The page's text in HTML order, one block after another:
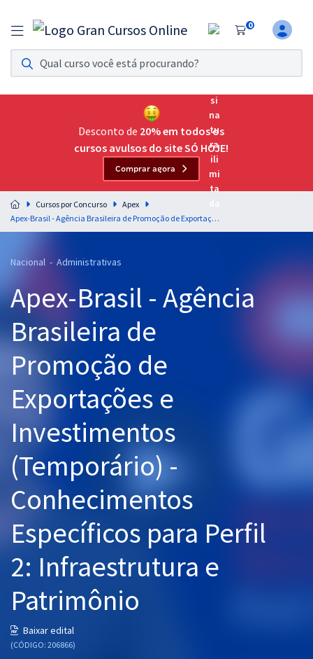
0
Assinatura Ilimitada 11
Acesso a todos os cursos. Teste grátis por 7 dias!
Assinatura OAB Até Passar
Acesso ilimitado a toda preparação para o Exame da
Residências Multiprofissionais
Preparação completa e intensiva para as principais
residências em saúde do Brasil
Cursos 20% OFF
Pós
Graduação
OAB
Questões grátis
Aprovados
Desconto de 20% em todos os
cursos avulsos do site SÓ HOJE!
Comprar agora
Cursos por Concurso
Apex
Apex-Brasil - Agência Brasileira de Promoção de Exportações e Investimentos (Temporário) - Conhecimentos Específicos para Perfil 2: Infraestrutura e Patrimônio
Nacional - Administrativas
Apex-Brasil - Agência
Brasileira de
Promoção de
Exportações e
Investimentos
(Temporário) -
Conhecimentos
Específicos para Perfil
2: Infraestrutura e
Patrimônio
Baixar edital
(CÓDIGO: 206866)